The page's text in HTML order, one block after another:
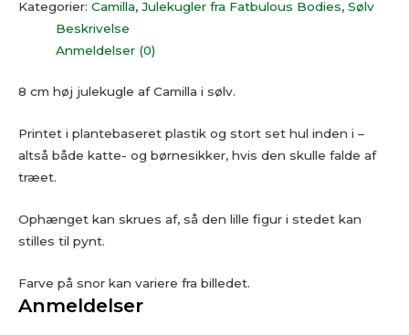
Kategorier: Camilla, Julekugler fra Fatbulous Bodies, Sølv
Beskrivelse
Anmeldelser (0)
8 cm høj julekugle af Camilla i sølv.
Printet i plantebaseret plastik og stort set hul inden i –
altså både katte- og børnesikker, hvis den skulle falde af
træet.
Ophænget kan skrues af, så den lille figur i stedet kan
stilles til pynt.
Farve på snor kan variere fra billedet.
Anmeldelser